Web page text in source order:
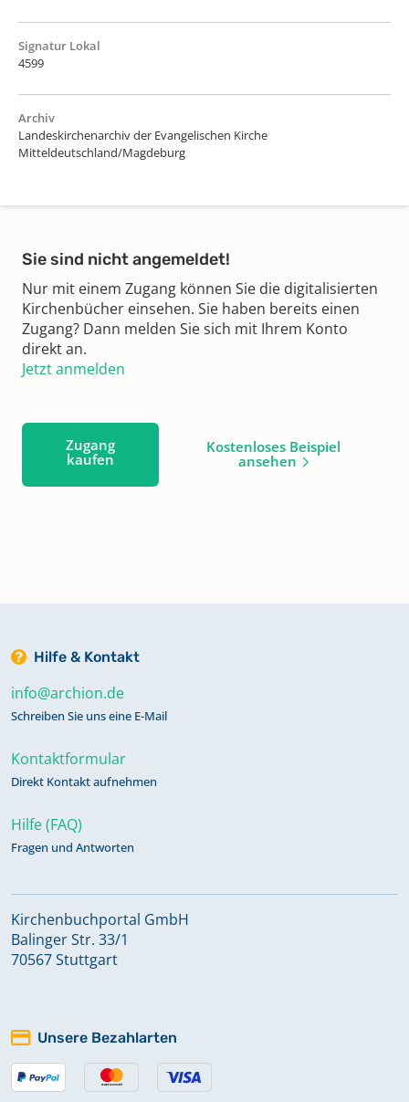
Signatur Lokal
4599
Archiv
Landeskirchenarchiv der Evangelischen Kirche
Mitteldeutschland/Magdeburg
Sie sind nicht angemeldet!
Nur mit einem Zugang können Sie die digitalisierten
Kirchenbücher einsehen. Sie haben bereits einen
Zugang? Dann melden Sie sich mit Ihrem Konto
direkt an.
Jetzt anmelden
Zugang
kaufen
Kostenloses Beispiel
ansehen
Hilfe & Kontakt
info@archion.de
Schreiben Sie uns eine E-Mail
Kontaktformular
Direkt Kontakt aufnehmen
Hilfe (FAQ)
Fragen und Antworten
Kirchenbuchportal GmbH
Balinger Str. 33/1
70567 Stuttgart
Unsere Bezahlarten